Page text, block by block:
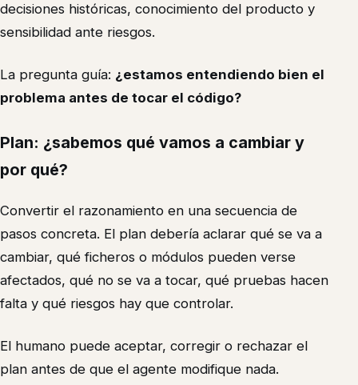
decisiones históricas, conocimiento del producto y
sensibilidad ante riesgos.
La pregunta guía: ¿estamos entendiendo bien el
problema antes de tocar el código?
Plan: ¿sabemos qué vamos a cambiar y
por qué?
Convertir el razonamiento en una secuencia de
pasos concreta. El plan debería aclarar qué se va a
cambiar, qué ficheros o módulos pueden verse
afectados, qué no se va a tocar, qué pruebas hacen
falta y qué riesgos hay que controlar.
El humano puede aceptar, corregir o rechazar el
plan antes de que el agente modifique nada.